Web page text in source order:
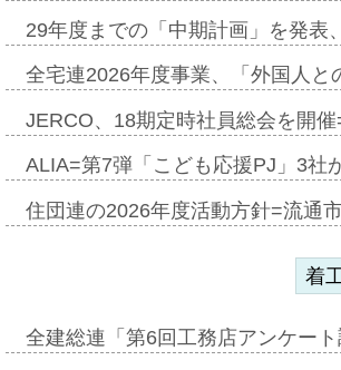
29年度までの「中期計画」を発
全宅連2026年度事業、「外国人
JERCO、18期定時社員総会を開
ALIA=第7弾「こども応援PJ」3社
住団連の2026年度活動方針=流通
着
全建総連「第6回工務店アンケー